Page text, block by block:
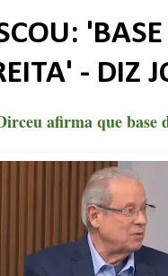
- DIZ
afirma que base